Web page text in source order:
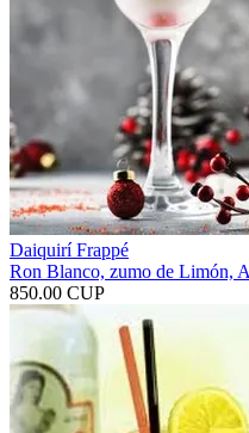
Daiquirí Frappé
Ron Blanco, zumo de Limón,
850.00 CUP